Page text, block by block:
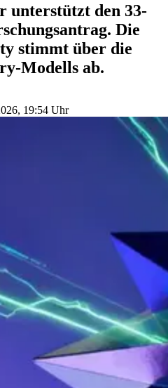
unterstützt den 33-
Die
stimmt über die
Modells ab.
19:54 Uhr